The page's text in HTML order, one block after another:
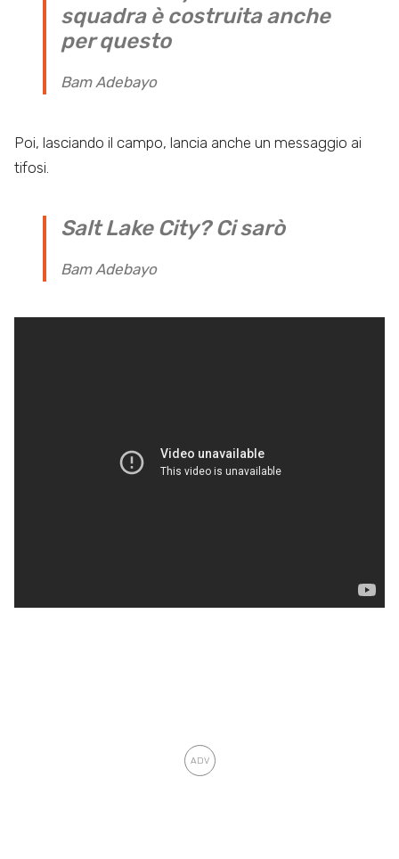
squadra è costruita anche
per questo
Bam Adebayo
Poi, lasciando il campo, lancia anche un messaggio ai
tifosi.
Salt Lake City? Ci sarò
Bam Adebayo